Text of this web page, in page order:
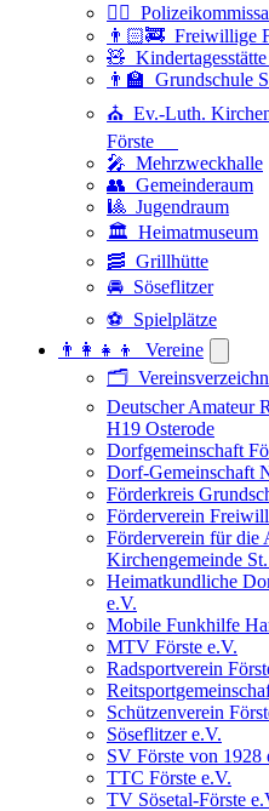
👮‍♂️
👨🏻‍🚒 Freiwillige
🧸
👨‍🏫 Grundschule
⛪ Ev.-Luth.
Förste
🎤 Mehrzweckhalle
👥 Gemeinderaum
🎱 Jugendraum
🏛️ Heimatmuseum
🥓 Grillhütte
🚘 Söseflitzer
⚽ Spielplätze
👨‍👩‍👧‍👦 Vereine
🗂️
Deutscher Amateur
H19 Osterode
Dorfgemeinschaft
Dorf-Gemeinschaft
Förderkreis
Förderverein
Förderverein für die
Kirchengemeinde
Heimatkundliche
e.V.
Mobile Funkhilfe
MTV Förste e.V.
Radsportverein
Schützenverein
Söseflitzer e.V.
SV Förste von 1928
TTC Förste e.V.
TV Sösetal-Förste